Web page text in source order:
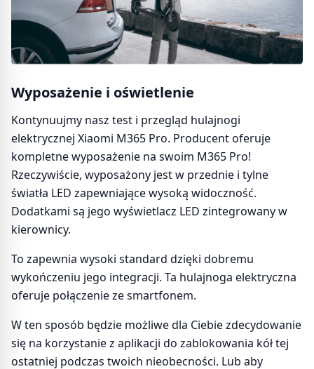
Wyposażenie i oświetlenie
Kontynuujmy nasz test i przegląd hulajnogi
elektrycznej Xiaomi M365 Pro. Producent oferuje
kompletne wyposażenie na swoim M365 Pro!
Rzeczywiście, wyposażony jest w przednie i tylne
światła LED zapewniające wysoką widoczność.
Dodatkami są jego wyświetlacz LED zintegrowany w
kierownicy.
To zapewnia wysoki standard dzięki dobremu
wykończeniu jego integracji. Ta hulajnoga elektryczna
oferuje połączenie ze smartfonem.
W ten sposób będzie możliwe dla Ciebie zdecydowanie
się na korzystanie z aplikacji do zablokowania kół tej
ostatniej podczas twoich nieobecności. Lub aby